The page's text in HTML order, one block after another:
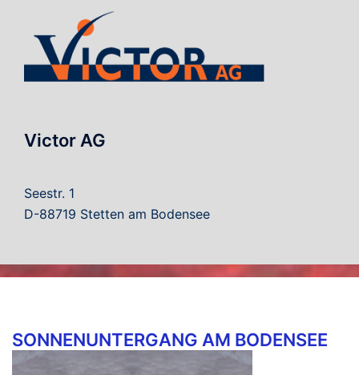
Victor AG
Seestr. 1
D-88719 Stetten am Bodensee
SONNENUNTERGANG AM BODENSEE